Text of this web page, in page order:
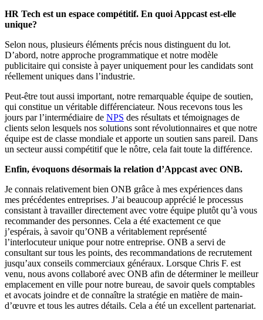
HR Tech est un espace compétitif. En quoi Appcast est-elle
unique?
Selon nous, plusieurs éléments précis nous distinguent du lot.
D’abord, notre approche programmatique et notre modèle
publicitaire qui consiste à payer uniquement pour les candidats sont
réellement uniques dans l’industrie.
Peut-être tout aussi important, notre remarquable équipe de soutien,
qui constitue un véritable différenciateur. Nous recevons tous les
jours par l’intermédiaire de NPS des résultats et témoignages de
clients selon lesquels nos solutions sont révolutionnaires et que notre
équipe est de classe mondiale et apporte un soutien sans pareil. Dans
un secteur aussi compétitif que le nôtre, cela fait toute la différence.
Enfin, évoquons désormais la relation d’Appcast avec ONB.
Je connais relativement bien ONB grâce à mes expériences dans
mes précédentes entreprises. J’ai beaucoup apprécié le processus
consistant à travailler directement avec votre équipe plutôt qu’à vous
recommander des personnes. Cela a été exactement ce que
j’espérais, à savoir qu’ONB a véritablement représenté
l’interlocuteur unique pour notre entreprise. ONB a servi de
consultant sur tous les points, des recommandations de recrutement
jusqu’aux conseils commerciaux généraux. Lorsque Chris F. est
venu, nous avons collaboré avec ONB afin de déterminer le meilleur
emplacement en ville pour notre bureau, de savoir quels comptables
et avocats joindre et de connaître la stratégie en matière de main-
d’œuvre et tous les autres détails. Cela a été un excellent partenariat.